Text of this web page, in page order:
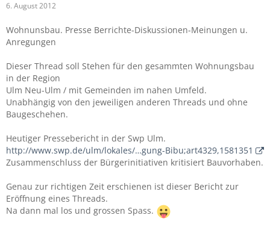
6. August 2012
Wohnunsbau. Presse Berrichte-Diskussionen-Meinungen u.
Anregungen
Dieser Thread soll Stehen für den gesammten Wohnungsbau
in der Region
Ulm Neu-Ulm / mit Gemeinden im nahen Umfeld.
Unabhängig von den jeweiligen anderen Threads und ohne
Baugeschehen.
Heutiger Pressebericht in der Swp Ulm.
http://www.swp.de/ulm/lokales/…gung-Bibu;art4329,1581351
Zusammenschluss der Bürgerinitiativen kritisiert Bauvorhaben.
Genau zur richtigen Zeit erschienen ist dieser Bericht zur
Eröffnung eines Threads.
Na dann mal los und grossen Spass.